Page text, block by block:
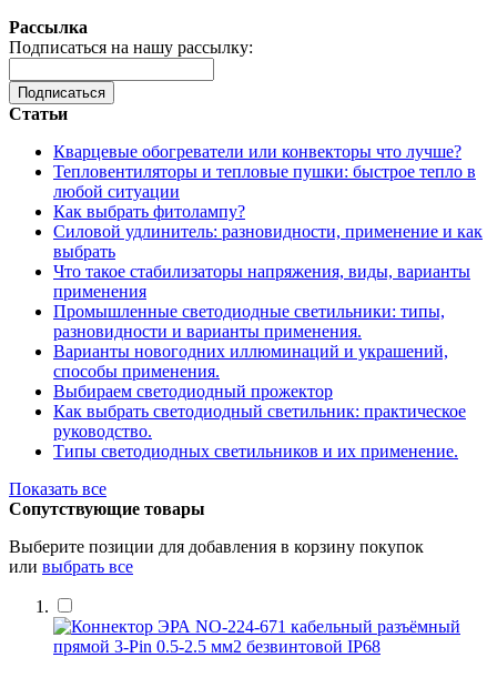
Рассылка
Подписаться на нашу рассылку:
Подписаться
Статьи
Кварцевые обогреватели или конвекторы что лучше?
Тепловентиляторы и тепловые пушки: быстрое тепло в
любой ситуации
Как выбрать фитолампу?
Силовой удлинитель: разновидности, применение и как
выбрать
Что такое стабилизаторы напряжения, виды, варианты
применения
Промышленные светодиодные светильники: типы,
разновидности и варианты применения.
Варианты новогодних иллюминаций и украшений,
способы применения.
Выбираем светодиодный прожектор
Как выбрать светодиодный светильник: практическое
руководство.
Типы светодиодных светильников и их применение.
Показать все
Сопутствующие товары
Выберите позиции для добавления в корзину покупок
или выбрать все